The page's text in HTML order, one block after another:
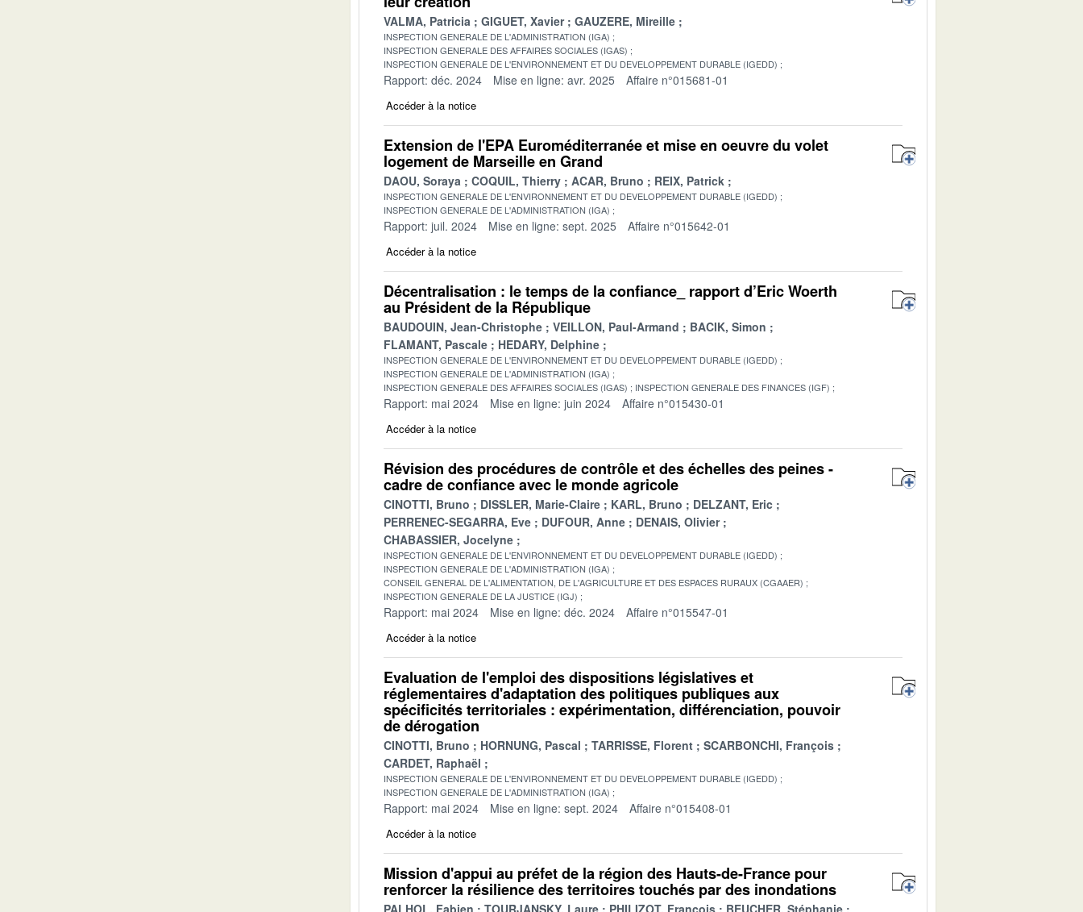
VALMA, Patricia GIGUET, Xavier GAUZERE, Mireille
INSPECTION GENERALE DE L'ADMINISTRATION (IGA)
INSPECTION GENERALE DES AFFAIRES SOCIALES (IGAS)
INSPECTION GENERALE DE L'ENVIRONNEMENT ET DU DEVELOPPEMENT DURABLE (IGEDD)
Rapport: déc. 2024 Mise en ligne: avr. 2025 Affaire n°015681-01
Accéder à la notice
Extension de l'EPA Euroméditerranée et mise en oeuvre du volet
logement de Marseille en Grand
DAOU, Soraya COQUIL, Thierry ACAR, Bruno REIX, Patrick
INSPECTION GENERALE DE L'ENVIRONNEMENT ET DU DEVELOPPEMENT DURABLE (IGEDD)
INSPECTION GENERALE DE L'ADMINISTRATION (IGA)
Rapport: juil. 2024 Mise en ligne: sept. 2025 Affaire n°015642-01
Accéder à la notice
Décentralisation : le temps de la confiance_ rapport d’Eric Woerth
au Président de la République
BAUDOUIN, Jean-Christophe VEILLON, Paul-Armand
BACIK, Simon
FLAMANT, Pascale
HEDARY, Delphine
INSPECTION GENERALE DE L'ENVIRONNEMENT ET DU DEVELOPPEMENT DURABLE (IGEDD)
INSPECTION GENERALE DE L'ADMINISTRATION (IGA)
INSPECTION GENERALE DES AFFAIRES SOCIALES (IGAS)
INSPECTION GENERALE DES FINANCES (IGF)
Rapport: mai 2024 Mise en ligne: juin 2024 Affaire n°015430-01
Accéder à la notice
Révision des procédures de contrôle et des échelles des peines -
cadre de confiance avec le monde agricole
CINOTTI, Bruno DISSLER, Marie-Claire KARL, Bruno
DELZANT, Eric
PERRENEC-SEGARRA, Eve
DUFOUR, Anne
DENAIS, Olivier
CHABASSIER, Jocelyne
INSPECTION GENERALE DE L'ENVIRONNEMENT ET DU DEVELOPPEMENT DURABLE (IGEDD)
INSPECTION GENERALE DE L'ADMINISTRATION (IGA)
CONSEIL GENERAL DE L'ALIMENTATION, DE L'AGRICULTURE ET DES ESPACES RURAUX (CGAAER)
INSPECTION GENERALE DE LA JUSTICE (IGJ)
Rapport: mai 2024 Mise en ligne: déc. 2024 Affaire n°015547-01
Accéder à la notice
Evaluation de l'emploi des dispositions législatives et
réglementaires d'adaptation des politiques publiques aux
spécificités territoriales : expérimentation, différenciation, pouvoir
de dérogation
CINOTTI, Bruno HORNUNG, Pascal TARRISSE, Florent
SCARBONCHI, François
CARDET, Raphaël
INSPECTION GENERALE DE L'ENVIRONNEMENT ET DU DEVELOPPEMENT DURABLE (IGEDD)
INSPECTION GENERALE DE L'ADMINISTRATION (IGA)
Rapport: mai 2024 Mise en ligne: sept. 2024 Affaire n°015408-01
Accéder à la notice
Mission d'appui au préfet de la région des Hauts-de-France pour
renforcer la résilience des territoires touchés par des inondations
PALHOL, Fabien TOURJANSKY, Laure PHILIZOT, François BEUCHER, Stéphanie